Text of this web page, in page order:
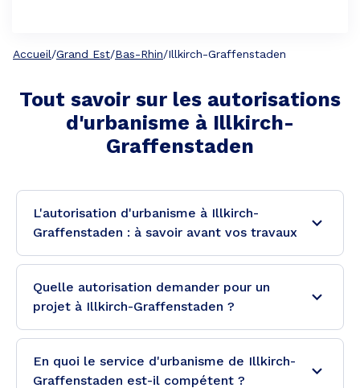
Accueil/Grand Est/Bas-Rhin/Illkirch-Graffenstaden
Tout savoir sur les autorisations
d'urbanisme à Illkirch-
Graffenstaden
L'autorisation d'urbanisme à Illkirch-
Graffenstaden : à savoir avant vos travaux
Quelle autorisation demander pour un
projet à Illkirch-Graffenstaden ?
En quoi le service d'urbanisme de Illkirch-
Graffenstaden est-il compétent ?